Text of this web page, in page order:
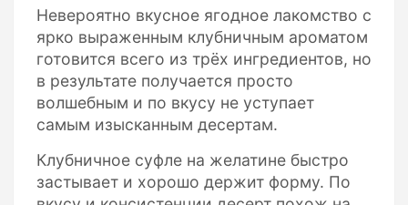
Невероятно вкусное ягодное лакомство с
ярко выраженным клубничным ароматом
готовится всего из трёх ингредиентов, но
в результате получается просто
волшебным и по вкусу не уступает
самым изысканным десертам.
Клубничное суфле на желатине быстро
застывает и хорошо держит форму. По